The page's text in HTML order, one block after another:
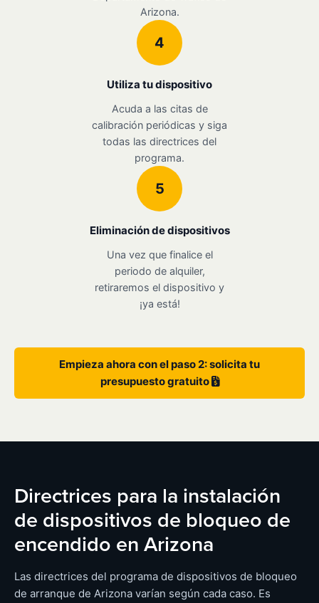
Arizona.
4
Utiliza tu dispositivo
Acuda a las citas de
calibración periódicas y siga
todas las directrices del
programa.
5
Eliminación de dispositivos
Una vez que finalice el
periodo de alquiler,
retiraremos el dispositivo y
¡ya está!
Empieza ahora con el paso 2: solicita tu
presupuesto gratuito
Directrices para la instalación
de dispositivos de bloqueo de
encendido en Arizona
Las directrices del programa de dispositivos de bloqueo
de arranque de Arizona varían según cada caso. Es